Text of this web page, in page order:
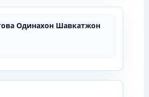
Одинахон Шавкатжон